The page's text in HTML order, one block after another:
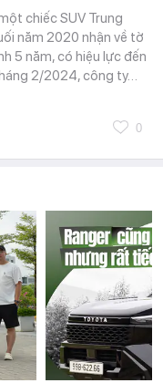
chiếc SUV Trung
năm 2020 nhận về tờ
5 năm, có hiệu lực đến
2/2024, công ty…
0